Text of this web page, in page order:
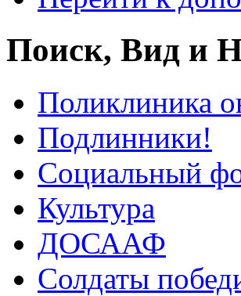
Поиск, Вид и
Поликлиника
Подлинники!
Социальный
Культура
ДОСААФ
Солдаты